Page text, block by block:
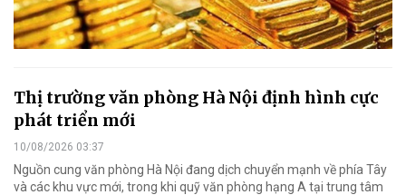
Thị trường văn phòng Hà Nội định hình cực
phát triển mới
10/08/2026 03:37
Nguồn cung văn phòng Hà Nội đang dịch chuyển mạnh về phía Tây
và các khu vực mới, trong khi quỹ văn phòng hạng A tại trung tâm